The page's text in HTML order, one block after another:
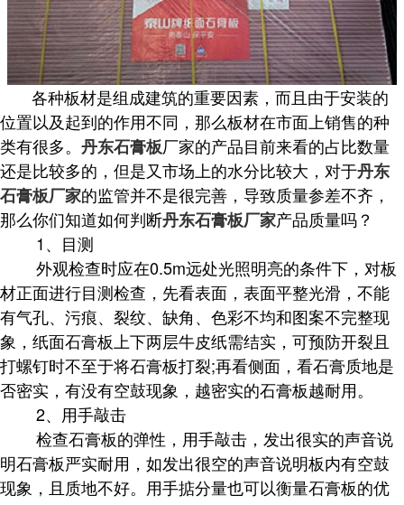
各种板材是组成建筑的重要因素，而且由于安装的
位置以及起到的作用不同，那么板材在市面上销售的种
类有很多。 丹东石膏板厂家的产品目前来看的占比数量
还是比较多的，但是又市场上的水分比较大，对于丹东
石膏板厂家的监管并不是很完善，导致质量参差不齐，
那么你们知道如何判断丹东石膏板厂家产品质量吗？
1、目测
外观检查时应在0.5m远处光照明亮的条件下，对板
材正面进行目测检查，先看表面，表面平整光滑，不能
有气孔、污痕、裂纹、缺角、色彩不均和图案不完整现
象，纸面石膏板上下两层牛皮纸需结实，可预防开裂且
打螺钉时不至于将石膏板打裂;再看侧面，看石膏质地是
否密实，有没有空鼓现象，越密实的石膏板越耐用。
2、用手敲击
检查石膏板的弹性，用手敲击，发出很实的声音说
明石膏板严实耐用，如发出很空的声音说明板内有空鼓
现象，且质地不好。用手掂分量也可以衡量石膏板的优